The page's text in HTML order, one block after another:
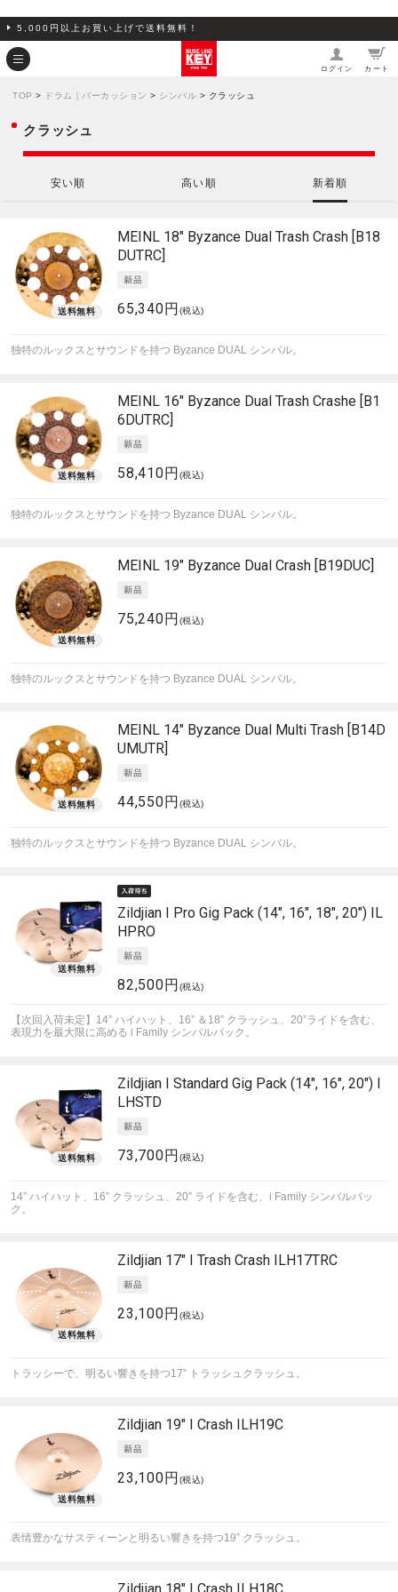
5,000円以上お買い上げで送料無料！
ログイン カート
TOP > ドラム｜パーカッション > シンバル > クラッシュ
クラッシュ
安い順 高い順 新着順
MEINL 18" Byzance Dual Trash Crash [B18
DUTRC]
65,340円 (税込)
独特のルックスとサウンドを持つ Byzance DUAL シンバル。
MEINL 16" Byzance Dual Trash Crashe [B1
6DUTRC]
58,410円 (税込)
独特のルックスとサウンドを持つ Byzance DUAL シンバル。
MEINL 19" Byzance Dual Crash [B19DUC]
75,240円 (税込)
独特のルックスとサウンドを持つ Byzance DUAL シンバル。
MEINL 14" Byzance Dual Multi Trash [B14D
UMUTR]
44,550円 (税込)
独特のルックスとサウンドを持つ Byzance DUAL シンバル。
Zildjian I Pro Gig Pack (14", 16", 18", 20") IL
HPRO
82,500円 (税込)
【次回入荷未定】14” ハイハット、16” ＆18” クラッシュ、20”ライドを含む、
表現力を最大限に高める i Family シンバルパック。
Zildjian I Standard Gig Pack (14", 16", 20") I
LHSTD
73,700円 (税込)
14” ハイハット、16” クラッシュ、20” ライドを含む、i Family シンバルパッ
ク。
Zildjian 17" I Trash Crash ILH17TRC
23,100円 (税込)
トラッシーで、明るい響きを持つ17” トラッシュクラッシュ。
Zildjian 19" I Crash ILH19C
23,100円 (税込)
表情豊かなサスティーンと明るい響きを持つ19” クラッシュ。